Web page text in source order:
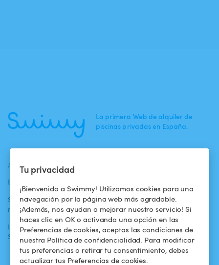
Tu privacidad
¡Bienvenido a Swimmy! Utilizamos cookies para una
navegación por la página web más agradable.
¡Además, nos ayudan a mejorar nuestro servicio! Si
haces clic en OK o activando una opción en las
Preferencias de cookies, aceptas las condiciones de
nuestra Política de confidencialidad. Para modificar
tus preferencias o retirar tu consentimiento, debes
actualizar tus Preferencias de cookies.
La primera Web de alquiler de
piscinas privadas en España.
ACTUALIDADES
Blog
Swimmy en los
medios
La aventura
Swimmy
Para los
propietarios
Alquilar mi
piscina
¿Cómo funciona?
Condiciones de
uso
Política de
confidencialidad
Aviso legal